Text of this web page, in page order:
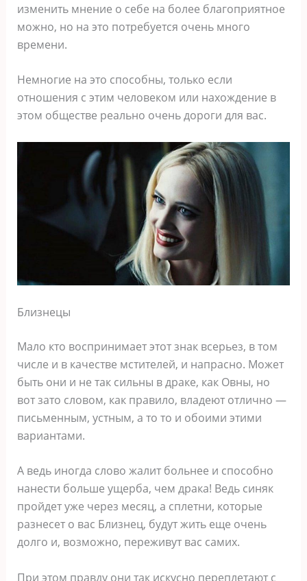
изменить мнение о себе на более благоприятное
можно, но на это потребуется очень много
времени.
Немногие на это способны, только если
отношения с этим человеком или нахождение в
этом обществе реально очень дороги для вас.
Близнецы
Мало кто воспринимает этот знак всерьез, в том
числе и в качестве мстителей, и напрасно. Может
быть они и не так сильны в драке, как Овны, но
вот зато словом, как правило, владеют отлично ―
письменным, устным, а то то и обоими этими
вариантами.
А ведь иногда слово жалит больнее и способно
нанести больше ущерба, чем драка! Ведь синяк
пройдет уже через месяц, а сплетни, которые
разнесет о вас Близнец, будут жить еще очень
долго и, возможно, переживут вас самих.
При этом правду они так искусно переплетают с